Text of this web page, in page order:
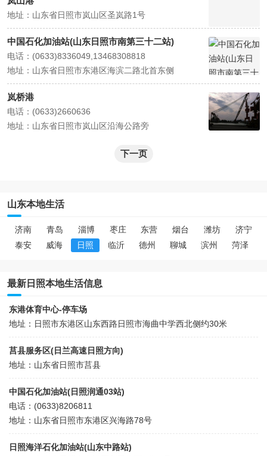
地址：山东省日照市岚山区圣岚路1号
中国石化加油站(山东日照市南第三十二站)
电话：(0633)8336049,13468308818
地址：山东省日照市东港区海滨二路北首东侧
岚桥港
电话：(0633)2660636
地址：山东省日照市岚山区沿海公路旁
下一页
山东本地生活
济南 青岛 淄博 枣庄 东营 烟台 潍坊
济宁
泰安
威海 日照 临沂 德州 聊城 滨州 菏泽
最新日照本地生活信息
东港体育中心-停车场
地址：日照市东港区山东西路日照市海曲中学西北侧约30米
莒县服务区(日兰高速日照方向)
地址：山东省日照市莒县
中国石化加油站(日照润通03站)
电话：(0633)8206811
地址：山东省日照市东港区兴海路78号
日照海洋石化加油站(山东中路站)